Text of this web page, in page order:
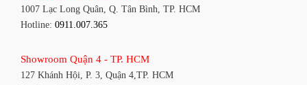
1007 Lạc Long Quân, Q. Tân Bình, TP. HCM
Hotline: 0911.007.365
Showroom Quận 4 - TP. HCM
127 Khánh Hội, P. 3, Quận 4,TP. HCM